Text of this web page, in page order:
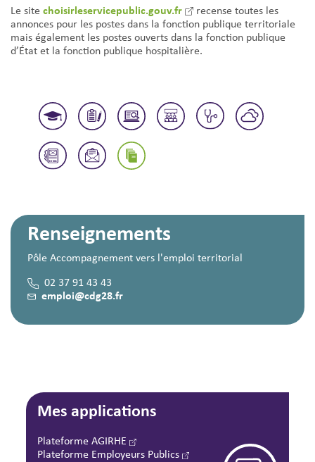
Le sitechoisirleservicepublic.gouv.fr
recense toutes les
annonces pour les postes dans la fonction publique territoriale
mais également les postes ouverts dans la fonction publique
d’État et la fonction publique hospitalière.
Renseignements
Pôle Accompagnement vers l'emploi territorial
02 37 91 43 43
emploi@cdg28.fr
Mes applications
Plateforme AGIRHE
Plateforme Employeurs Publics